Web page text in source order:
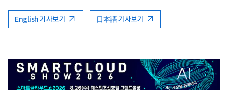
English 기사보기 日本語 기사보기